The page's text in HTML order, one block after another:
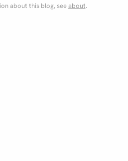
about this blog, seeabout.